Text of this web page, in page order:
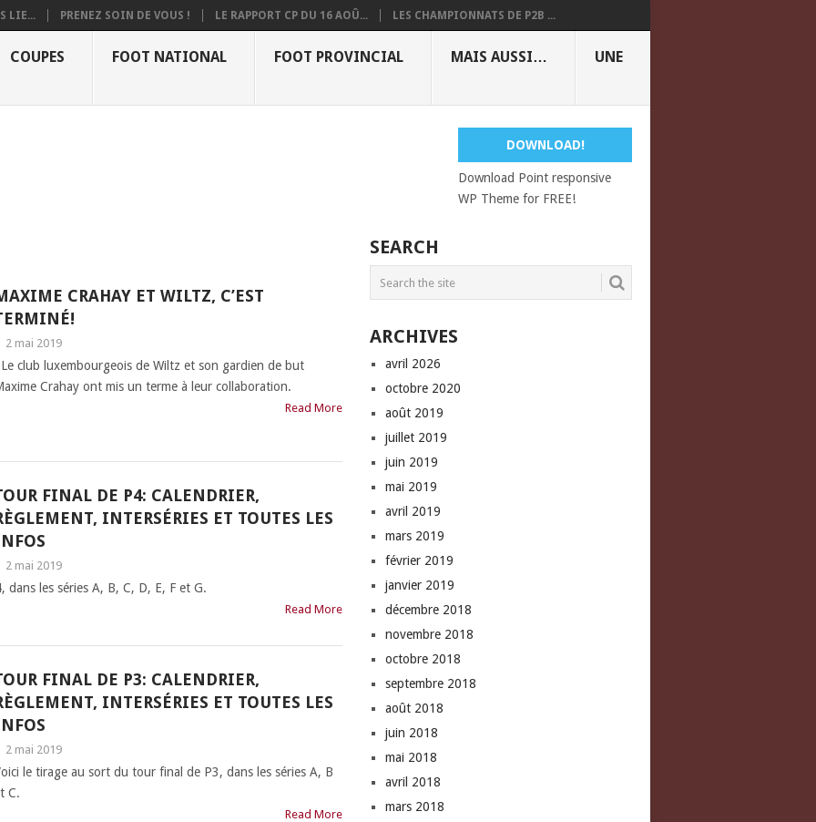
LIE... PRENEZ SOIN DE VOUS ! LE RAPPORT CP DU 16 AOÛ... LES CHAMPIONNATS DE P2B ...
COUPES FOOT NATIONAL FOOT PROVINCIAL MAIS AUSSI… UNE
DOWNLOAD!
Download Point responsive
WP Theme for FREE!
CRAHAY ET WILTZ, C’EST
2 mai 2019
Le club luxembourgeois de Wiltz et son gardien de but
Crahay ont mis un terme à leur collaboration.
Read More
FINAL DE P4: CALENDRIER,
INTERSÉRIES ET TOUTES LES
2 mai 2019
les séries A, B, C, D, E, F et G.
Read More
FINAL DE P3: CALENDRIER,
INTERSÉRIES ET TOUTES LES
2 mai 2019
le tirage au sort du tour final de P3, dans les séries A, B
C.
Read More
SEARCH
ARCHIVES
avril 2026
octobre 2020
août 2019
juillet 2019
juin 2019
mai 2019
avril 2019
mars 2019
février 2019
janvier 2019
décembre 2018
novembre 2018
octobre 2018
septembre 2018
août 2018
juin 2018
mai 2018
avril 2018
mars 2018